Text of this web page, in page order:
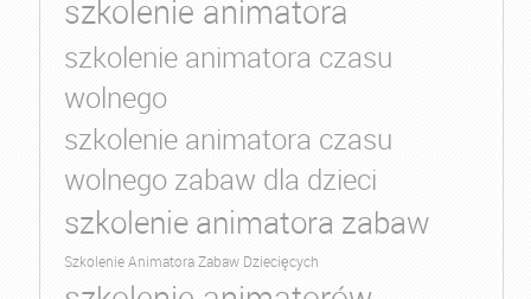
szkolenie animatora
szkolenie animatora czasu
wolnego
szkolenie animatora czasu
wolnego zabaw dla dzieci
szkolenie animatora zabaw
Szkolenie Animatora Zabaw Dziecięcych